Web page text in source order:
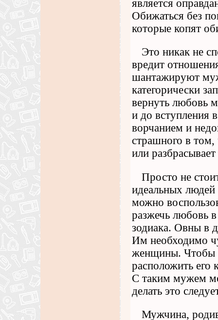
является
Обижаться без
которые копят
Это никак не
вредит
шантажируют
категорически
вернуть любовь
и до вступления
ворчанием и
страшного в том,
или
Просто не
идеальных
можно
разжечь любовь в
зодиака. Овны в
Им необходимо
женщины. Чтобы
расположить его
С таким мужем
делать это
Мужчина,